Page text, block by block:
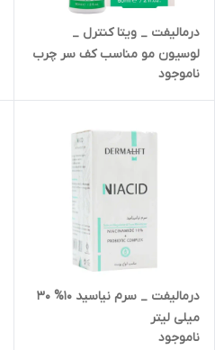
درمالیفت _ ویتا کنترل _
لوسیون مو مناسب کف سر چرب
60 میلی لیتر
ناموجود
درمالیفت _ سرم نیاسید 10% 30
میلی لیتر
ناموجود